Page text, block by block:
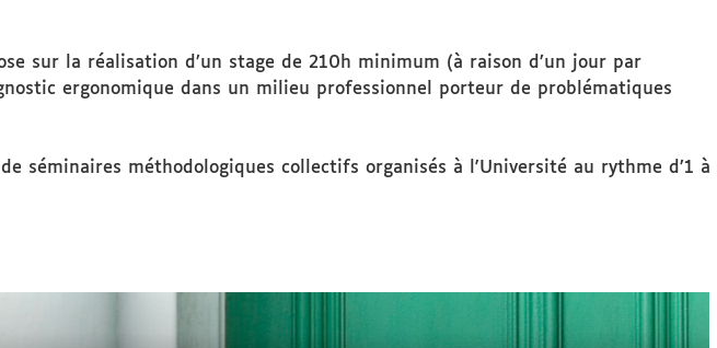
sur la réalisation d’un stage de 210h minimum (à raison d’un jour par
ergonomique dans un milieu professionnel porteur de problématiques
séminaires méthodologiques collectifs organisés à l'Université au rythme d’1 à